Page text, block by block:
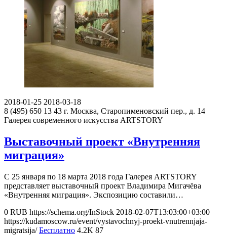
2018-01-25 2018-03-18
8 (495) 650 13 43 г. Москва, Старопименовский пер., д. 14
Галерея современного искусства ARTSTORY
Выставочный проект «Внутренняя
миграция»
С 25 января по 18 марта 2018 года Галерея ARTSTORY
представляет выставочный проект Владимира Мигачёва
«Внутренняя миграция». Экспозицию составили…
0 RUB https://schema.org/InStock 2018-02-07T13:03:00+03:00
https://kudamoscow.ru/event/vystavochnyj-proekt-vnutrennjaja-
migratsija/ Бесплатно 4.2K 87